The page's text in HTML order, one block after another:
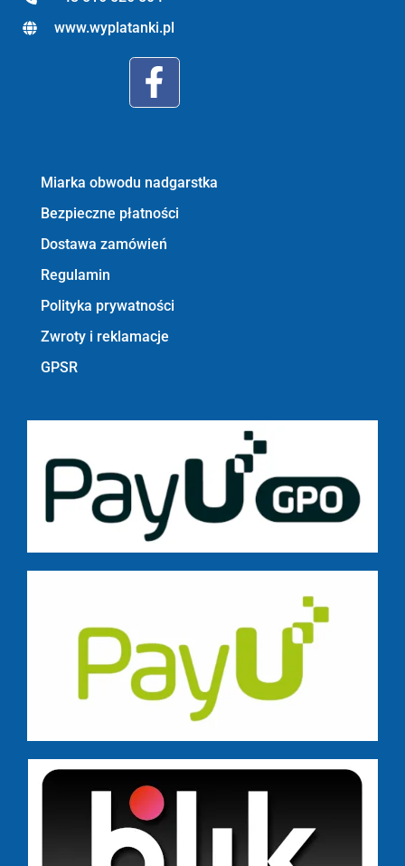
www.wyplatanki.pl
Miarka obwodu nadgarstka
Bezpieczne płatności
Dostawa zamówień
Regulamin
Polityka prywatności
Zwroty i reklamacje
GPSR